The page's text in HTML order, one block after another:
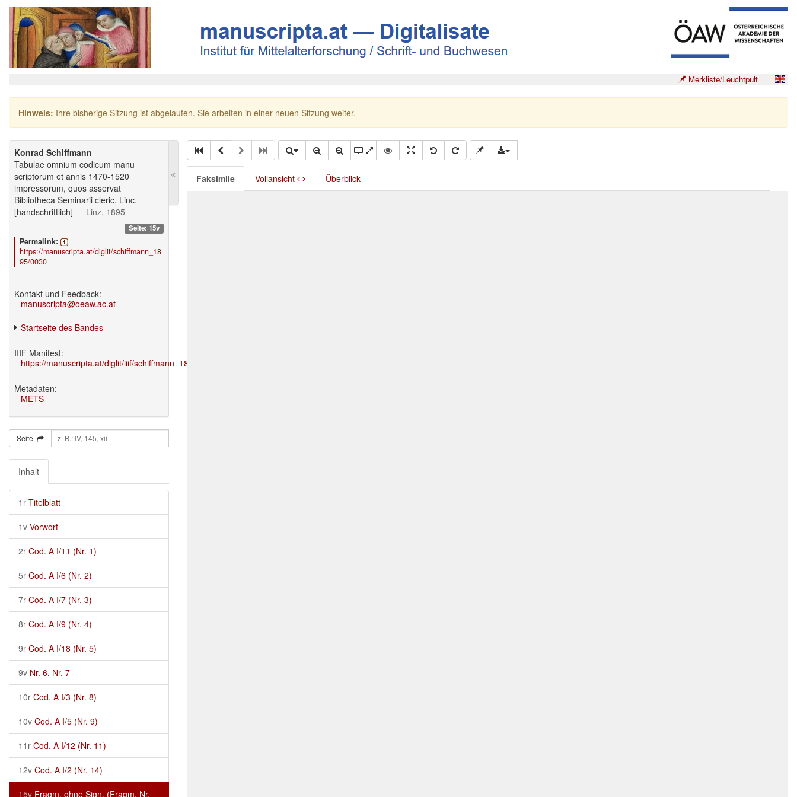
Merkliste/Leuchtpult
Hinweis: Ihre bisherige Sitzung ist abgelaufen. Sie arbeiten in einer neuen Sitzung weiter.
Konrad Schiffmann
Tabulae omnium codicum manu
scriptorum et annis 1470-1520
impressorum, quos asservat
Bibliotheca Seminarii cleric. Linc.
[handschriftlich] — Linz, 1895
Seite: 15v
Permalink:
https://manuscripta.at/diglit/schiffmann_18
95/0030
Kontakt und Feedback:
manuscripta@oeaw.ac.at
Startseite des Bandes
IIIF Manifest:
https://manuscripta.at/diglit/iiif/schiffmann_1895/manifest.json
Metadaten:
METS
Seite
Inhalt
1r Titelblatt
1v Vorwort
2r Cod. A I/11 (Nr. 1)
5r Cod. A I/6 (Nr. 2)
7r Cod. A I/7 (Nr. 3)
8r Cod. A I/9 (Nr. 4)
9r Cod. A I/18 (Nr. 5)
9v Nr. 6, Nr. 7
10r Cod. A I/3 (Nr. 8)
10v Cod. A I/5 (Nr. 9)
11r Cod. A I/12 (Nr. 11)
12v Cod. A I/2 (Nr. 14)
15v Fragm. ohne Sign. (Fragm. Nr.
Faksimile Vollansicht Überblick